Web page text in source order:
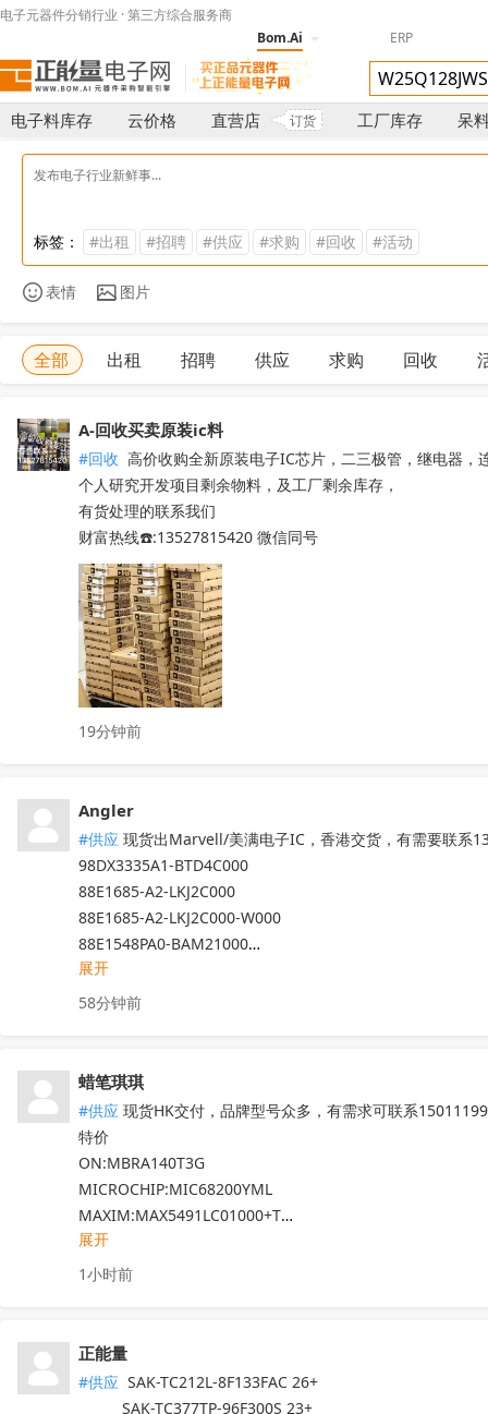
电子元器件分销行业 · 第三方综合服务商
Bom.Ai
ERP
电子料库存 云价格 直营店 订货 工厂库存 呆
标签： #出租 #招聘 #供应 #求购 #回收 #活动
表情 图片
全部 出租 招聘 供应 求购 回收
A-回收买卖原装ic料
#回收 高价收购全新原装电子IC芯片，二三极管，继电器，
个人研究开发项目剩余物料，及工厂剩余库存，
有货处理的联系我们
财富热线☎️:13527815420 微信同号
19分钟前
Angler
#供应 现货出Marvell/美满电子IC，香港交货，有需要联系
98DX3335A1-BTD4C000
88E1685-A2-LKJ2C000
88E1685-A2-LKJ2C000-W000
88E1548PA0-BAM21000
……
专营Marvell十八年，300+库存料号，其它Marvell的料发料
展开
58分钟前
蜡笔琪琪
#供应 现货HK交付，品牌型号众多，有需求可联系
特价
ON:MBRA140T3G
MICROCHIP:MIC68200YML
MAXIM:MAX5491LC01000+T
ADI:ADP7182AUJZ-R7
其他PN可沟通确认
展开
1小时前
正能量
#供应 SAK-TC212L-8F133FAC 26+